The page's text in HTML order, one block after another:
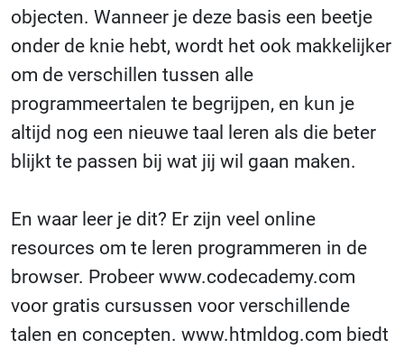
objecten. Wanneer je deze basis een beetje
onder de knie hebt, wordt het ook makkelijker
om de verschillen tussen alle
programmeertalen te begrijpen, en kun je
altijd nog een nieuwe taal leren als die beter
blijkt te passen bij wat jij wil gaan maken.
En waar leer je dit? Er zijn veel online
resources om te leren programmeren in de
browser. Probeer www.codecademy.com
voor gratis cursussen voor verschillende
talen en concepten. www.htmldog.com biedt